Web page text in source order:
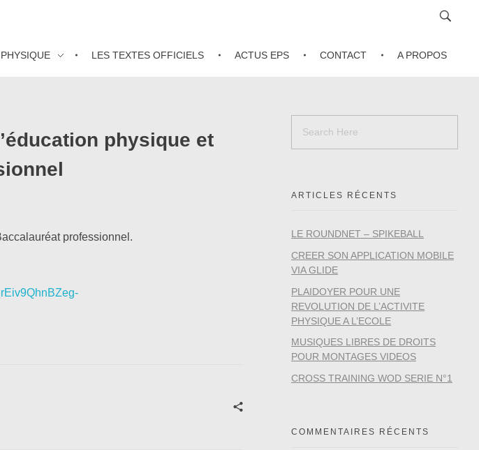
LES TEXTES OFFICIELS ACTUS EPS CONTACT A PROPOS
physique et
professionnel.
ARTICLES RÉCENTS
LE ROUNDNET – SPIKEBALL
CREER SON APPLICATION MOBILE
VIA GLIDE
PLAIDOYER POUR UNE
REVOLUTION DE L’ACTIVITE
PHYSIQUE A L’ECOLE
MUSIQUES LIBRES DE DROITS
POUR MONTAGES VIDEOS
CROSS TRAINING WOD SERIE N°1
COMMENTAIRES RÉCENTS